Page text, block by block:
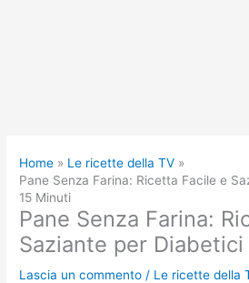
Home
Le ricette della TV
Pane Senza Farina: Ricetta Facile e
15 Minuti
Pane Senza Farina:
Saziante per
Lascia un commento / Le ricette della